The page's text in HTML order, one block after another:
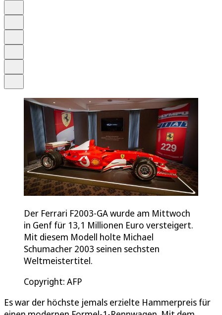
Der Ferrari F2003-GA wurde am Mittwoch
in Genf für 13,1 Millionen Euro versteigert.
Mit diesem Modell holte Michael
Schumacher 2003 seinen sechsten
Weltmeistertitel.
Copyright: AFP
Es war der höchste jemals erzielte Hammerpreis für